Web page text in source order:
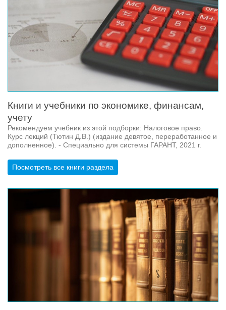
Книги и учебники по экономике, финансам,
учету
Рекомендуем учебник из этой подборки: Налоговое право.
Курс лекций (Тютин Д.В.) (издание девятое, переработанное и
дополненное). - Специально для системы ГАРАНТ, 2021 г.
Посмотреть все книги раздела